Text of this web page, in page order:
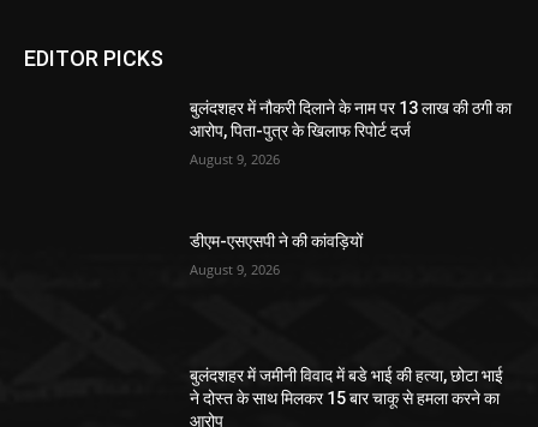
EDITOR PICKS
बुलंदशहर में नौकरी दिलाने के नाम पर 13 लाख की ठगी का
आरोप, पिता-पुत्र के खिलाफ रिपोर्ट दर्ज
August 9, 2026
डीएम-एसएसपी ने की कांवड़ियों
August 9, 2026
बुलंदशहर में जमीनी विवाद में बडे भाई की हत्या, छोटा भाई
ने दोस्त के साथ मिलकर 15 बार चाकू से हमला करने का
आरोप